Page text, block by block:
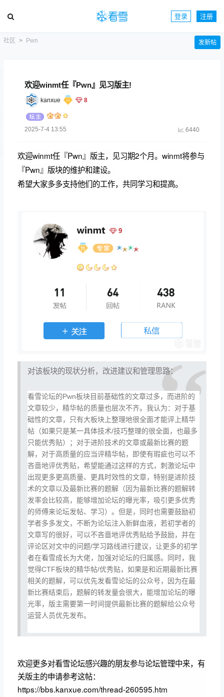
登录 注册
社区 Pwn 发新帖
欢迎winmt任『Pwn』见习版主!
kanxue 8
2025-7-4 13:55 6440
欢迎winmt任『Pwn』版主，见习期2个月。 winmt将参与
『Pwn』版块的维护和建设。
希望大家多多支持他们的工作，共同学习和提高。
对该板块的现状分析，改进建议和管理思路：
看雪论坛的Pwn板块目前基础性的文章过多，而进阶的
文章较少，精华帖的质量也层次不齐。我认为：对于基
础性的文章，只有大板块上整理地很全面才能评上精华
帖（如果只是某一具体技术/技巧整理的很全面，也最多
只能优秀贴）；对于进阶技术的文章或最新比赛的题
解，对于高质量的应当评精华帖，即使有瑕疵也可以不
吝啬地评优秀贴，希望能通过这样的方式，刺激论坛中
出现更多更高质量、更具时效性的文章，特别是进阶技
术的文章以及最新比赛的题解（因为最新比赛的题解转
发率会比较高，能够增加论坛的曝光率，吸引更多优秀
的师傅来论坛发帖、学习）。但是，同时也需要鼓励初
学者多多发文，不断为论坛注入新鲜血液，若初学者的
文章写的很好，可以不吝啬地评优秀贴给予鼓励，并在
评论区对文中的问题/学习路线进行建议，让更多的初学
者在看雪成长为大佬，加强对论坛的归属感。同时，我
觉得CTF板块的精华帖/优秀贴，如果是和近期最新比赛
相关的题解，可以优先发看雪论坛的公众号，因为在最
新比赛结束后，题解的转发量会很大，能增加论坛的曝
光率，版主需要第一时间提供最新比赛的题解给公众号
运营人员优先发布。
欢迎更多对看雪论坛感兴趣的朋友参与论坛管理中来，有
关版主的申请参考这帖：
https://bbs.kanxue.com/thread-260595.htm